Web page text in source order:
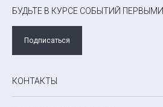
БУДЬТЕ В КУРСЕ СОБЫТИЙ ПЕРВЫМИ
Подписаться
КОНТАКТЫ